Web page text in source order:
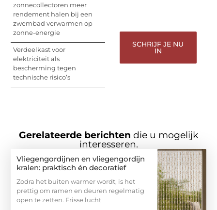
zonnecollectoren meer
rendement halen bij een
zwembad verwarmen op
zonne-energie
Verdeelkast voor
elektriciteit als
bescherming tegen
technische risico’s
SCHRIJF JE NU
IN
Gerelateerde berichten die u mogelijk
interesseren.
Vliegengordijnen en vliegengordijn
kralen: praktisch én decoratief
Zodra het buiten warmer wordt, is het
prettig om ramen en deuren regelmatig
open te zetten. Frisse lucht